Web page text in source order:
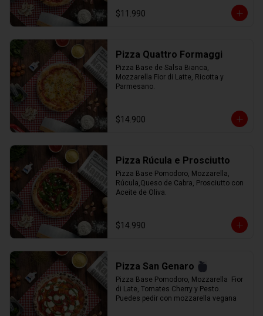
$11.990
Pizza Quattro Formaggi
Pizza Base de Salsa Bianca,
Mozzarella Fior di Latte, Ricotta y
Parmesano.
$14.900
Pizza Rúcula e Prosciutto
Pizza Base Pomodoro, Mozzarella,
Rúcula,Queso de Cabra, Prosciutto con
Aceite de Oliva.
$14.990
Pizza San Genaro
Pizza Base Pomodoro, Mozzarella  Fior
di Late, Tomates Cherry y Pesto.
Puedes pedir con mozzarella vegana